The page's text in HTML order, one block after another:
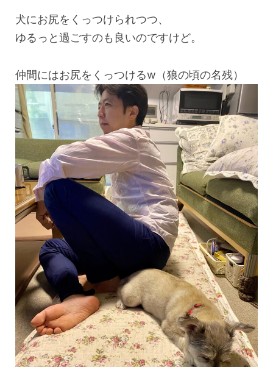
犬にお尻をくっつけられつつ、
ゆるっと過ごすのも良いのですけど。
仲間にはお尻をくっつけるw（狼の頃の名残）